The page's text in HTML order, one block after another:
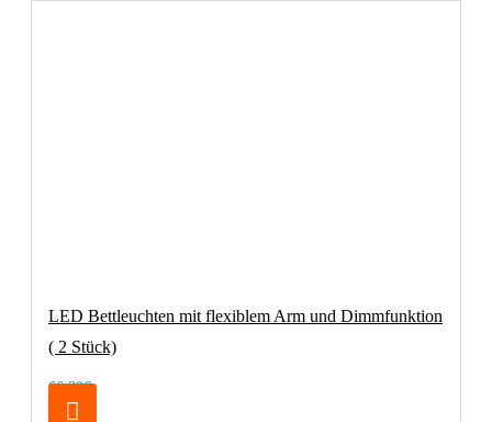
LED Bettleuchten mit flexiblem Arm und Dimmfunktion
( 2 Stück)
66,39€